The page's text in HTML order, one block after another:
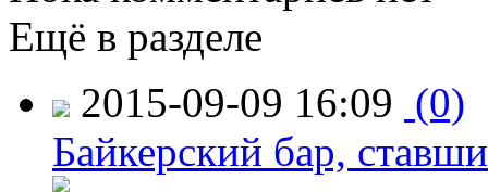
Ещё в разделе
2015-09-09 16:09 (0)
Байкерский бар,